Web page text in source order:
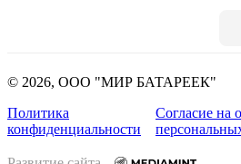
© 2026, ООО "МИР БАТАРЕЕК"
Политика
конфиденциальности
Согласие на